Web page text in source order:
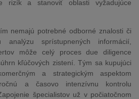
rizík a stanoviť oblasti vyžadujúce
nemajú potrebné odborné znalosti či
sprístupnených informácií,
môže celý proces due diligence
kľúčových zistení. Tým sa kupujúci
a strategickým aspektom
a časovo intenzívnu kontrolu
špecialistov už v počiatočnom